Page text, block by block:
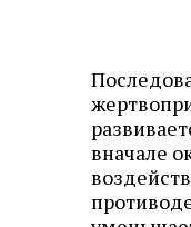
вначале